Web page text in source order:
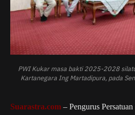
PWI Kukar masa bakti 2025-2028
Kartanegara Ing Martadipura, pada
Suarastra.com – Pengurus